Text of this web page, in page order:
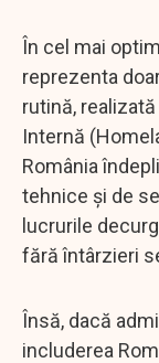
În cel mai
reprezenta
rutină,
Internă
România
tehnice și de
lucrurile
fără întârzieri
Însă, dacă
includerea